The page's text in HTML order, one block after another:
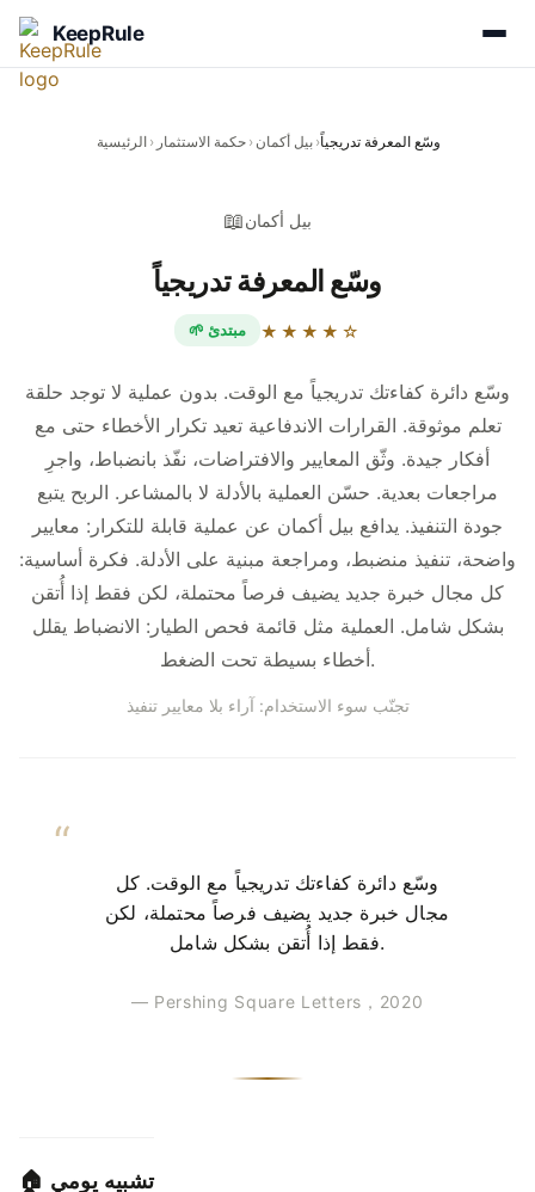
KeepRule
الرئيسية › حكمة الاستثمار › بيل أكمان ›وسّع المعرفة تدريجياً
📖بيل أكمان
وسّع المعرفة تدريجياً
🌱 مبتدئ ★★★★☆
وسّع دائرة كفاءتك تدريجياً مع الوقت. بدون عملية لا توجد حلقة
تعلم موثوقة. القرارات الاندفاعية تعيد تكرار الأخطاء حتى مع
أفكار جيدة. وثّق المعايير والافتراضات، نفّذ بانضباط، واجرِ
مراجعات بعدية. حسّن العملية بالأدلة لا بالمشاعر. الربح يتبع
جودة التنفيذ. يدافع بيل أكمان عن عملية قابلة للتكرار: معايير
واضحة، تنفيذ منضبط، ومراجعة مبنية على الأدلة. فكرة أساسية:
كل مجال خبرة جديد يضيف فرصاً محتملة، لكن فقط إذا أُتقن
بشكل شامل. العملية مثل قائمة فحص الطيار: الانضباط يقلل
أخطاء بسيطة تحت الضغط.
تجنّب سوء الاستخدام: آراء بلا معايير تنفيذ
وسّع دائرة كفاءتك تدريجياً مع الوقت. كل
مجال خبرة جديد يضيف فرصاً محتملة، لكن
فقط إذا أُتقن بشكل شامل.
— Pershing Square Letters，2020
🏠 تشبيه يومي